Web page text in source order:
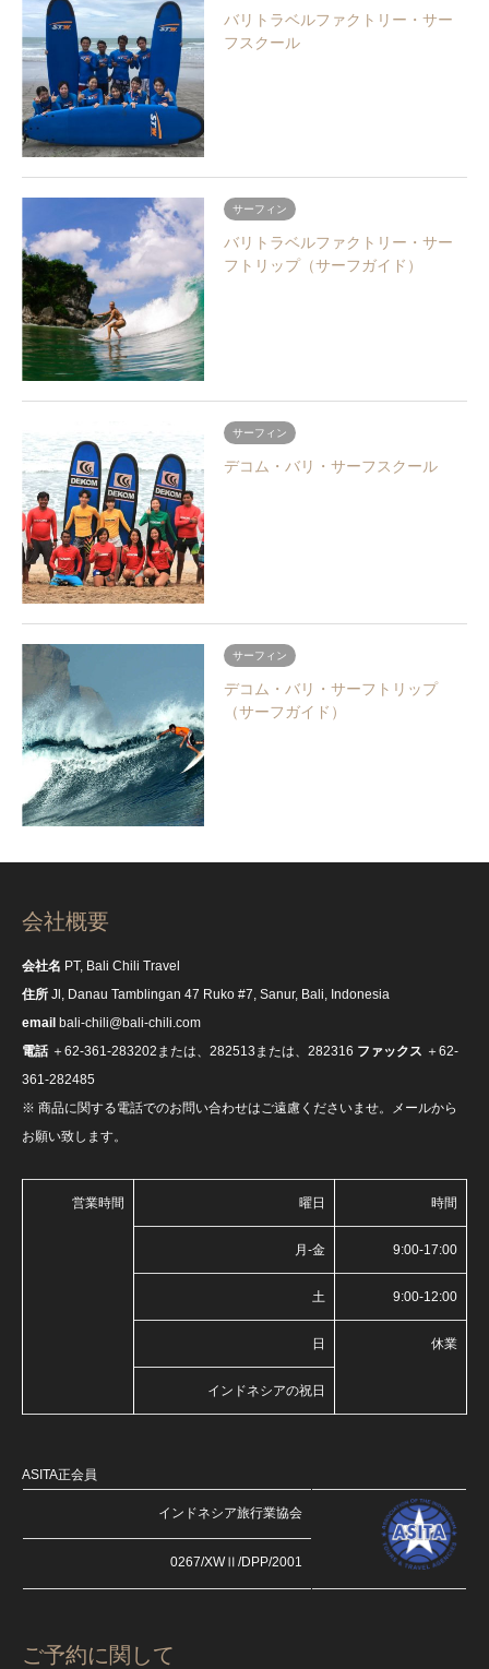
バリトラベルファクトリー・サー
フスクール
サーフィン
バリトラベルファクトリー・サー
フトリップ（サーフガイド）
サーフィン
デコム・バリ・サーフスクール
サーフィン
デコム・バリ・サーフトリップ
（サーフガイド）
会社概要
会社名 PT, Bali Chili Travel
住所 Jl, Danau Tamblingan 47 Ruko #7, Sanur, Bali, Indonesia
email bali-chili@bali-chili.com
電話＋62-361-283202または、282513または、282316 ファックス ＋62-
361-282485
※ 商品に関する電話でのお問い合わせはご遠慮くださいませ。メールから
お願い致します。
営業時間 曜日 時間
月-金 9:00-17:00
土 9:00-12:00
日 休業
インドネシアの祝日
ASITA正会員
インドネシア旅行業協会
0267/XWⅡ/DPP/2001
ご予約に関して